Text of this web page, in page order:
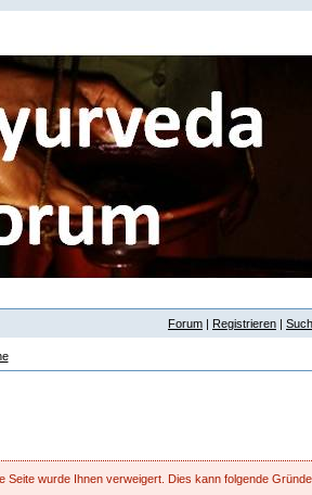
Forum | Registrieren |
Seite wurde Ihnen verweigert. Dies kann folgende